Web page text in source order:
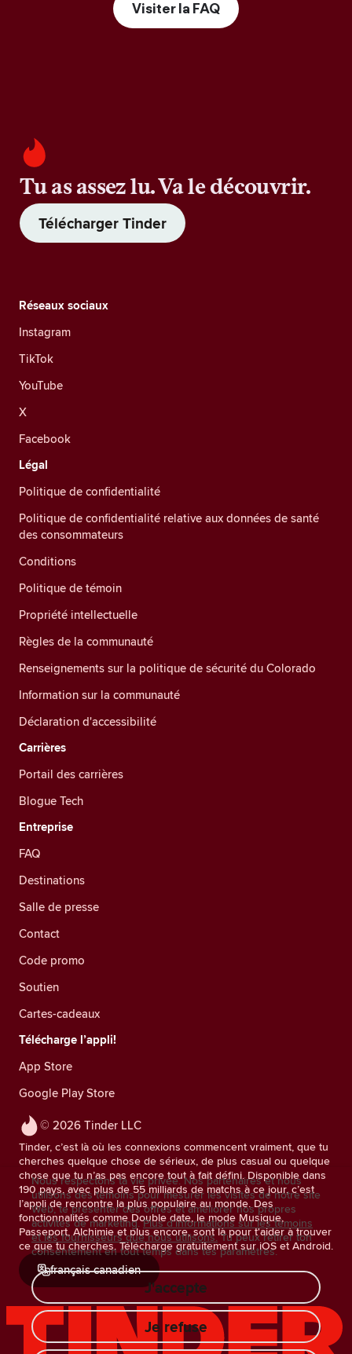
Visiter la FAQ
Tu as assez lu. Va le découvrir.
Télécharger Tinder
© 2026 Tinder LLC
Tinder, c’est là où les connexions commencent vraiment, que tu
cherches quelque chose de sérieux, de plus casual ou quelque
chose que tu n’as pas encore tout à fait défini. Disponible dans
190 pays, avec plus de 55 milliards de matchs à ce jour, c’est
l’appli de rencontre la plus populaire au monde. Des
fonctionnalités comme Double date, le mode Musique,
Passeport, Alchimie et plus encore, sont là pour t'aider à trouver
ce que tu cherches. Télécharge gratuitement sur iOS et Android.
français canadien
Réseaux sociaux
Instagram
TikTok
YouTube
X
Facebook
Légal
Politique de confidentialité
Politique de confidentialité relative aux données de santé
des consommateurs
Conditions
Politique de témoin
Propriété intellectuelle
Règles de la communauté
Renseignements sur la politique de sécurité du Colorado
Information sur la communauté
Déclaration d'accessibilité
Carrières
Portail des carrières
Blogue Tech
Entreprise
FAQ
Destinations
Salle de presse
Contact
Code promo
Soutien
Cartes-cadeaux
Télécharge l’appli!
App Store
Google Play Store
Nous respectons ta vie privée. Nos partenaires et nous
utilisons des témoins pour mesurer les visites de notre site
Web, te présenter des offres et améliorer nos propres
activités de marketing. Plus d'informations sur les témoins
et les fournisseurs que nous utilisons. Tu peux retirer ton
consentement en tout temps dans tes paramètres.
J'accepte
Je refuse